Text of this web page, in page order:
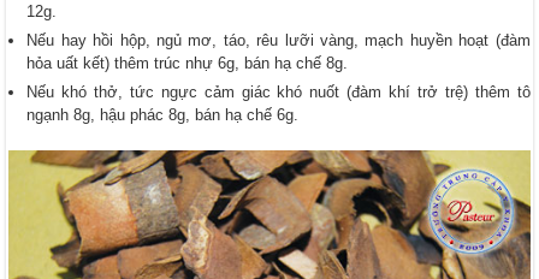
12g.
Nếu hay hồi hộp, ngủ mơ, táo, rêu lưỡi vàng, mạch huyền hoạt (đàm
hỏa uất kết) thêm trúc nhự 6g, bán hạ chế 8g.
Nếu khó thở, tức ngực cảm giác khó nuốt (đàm khí trở trệ) thêm tô
ngạnh 8g, hậu phác 8g, bán hạ chế 6g.